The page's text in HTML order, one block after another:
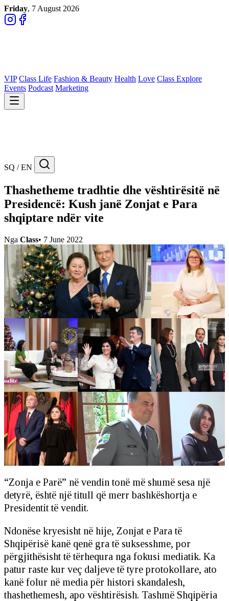
Friday, 7 August 2026
VIP Class Life Fashion & Beauty Health Love Class Explore
Events Podcast Marketing
SQ / EN
Thashetheme tradhtie dhe vështirësitë në
Presidencë: Kush janë Zonjat e Para
shqiptare ndër vite
Nga Class• 7 June 2022
“Zonja e Parë” në vendin tonë më shumë sesa një
detyrë, është një titull që merr bashkëshortja e
Presidentit të vendit.
Ndonëse kryesisht në hije, Zonjat e Para të
Shqipërisë kanë qenë gra të suksesshme, por
përgjithësisht të tërhequra nga fokusi mediatik. Ka
patur raste kur veç daljeve të tyre protokollare, ato
kanë folur në media për histori skandalesh,
thashethemesh, apo vështirësish. Tashmë Shqipëria